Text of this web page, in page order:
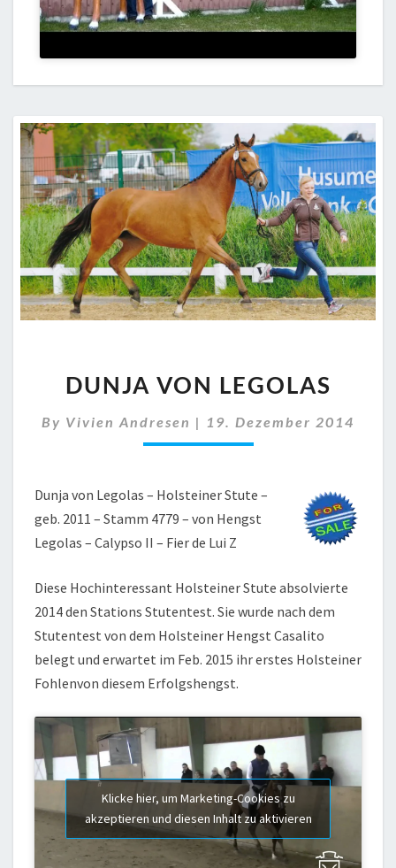
VON
DUNJA VON LEGOLAS
By Vivien Andresen | 19. Dezember 2014
Dunja von Legolas – Holsteiner Stute –
geb. 2011 – Stamm 4779 – von Hengst
Legolas – Calypso II – Fier de Lui Z
Diese Hochinteressant Holsteiner Stute absolvierte
2014 den Stations Stutentest. Sie wurde nach dem
Stutentest von dem Holsteiner Hengst Casalito
belegt und erwartet im Feb. 2015 ihr erstes Holsteiner
Fohlenvon diesem Erfolgshengst.
Klicke hier, um Marketing-Cookies zu
akzeptieren und diesen Inhalt zu aktivieren